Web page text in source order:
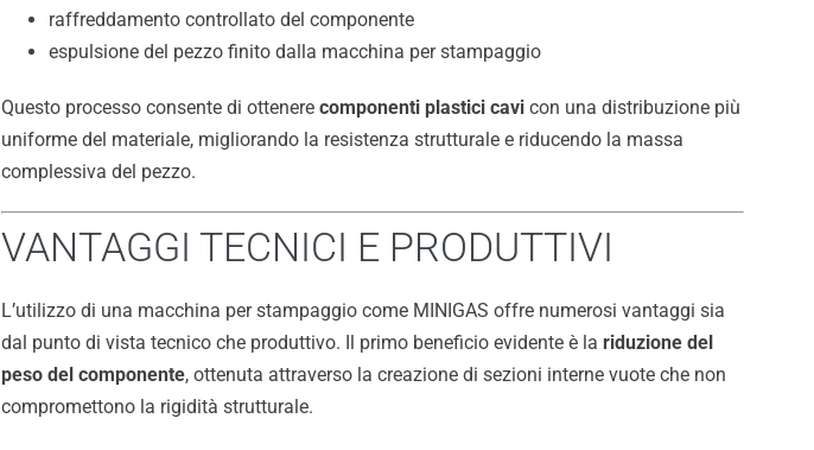
raffreddamento controllato del componente
espulsione del pezzo finito dalla macchina per stampaggio
Questo processo consente di ottenere componenti plastici cavicon una distribuzione più
uniforme del materiale, migliorando la resistenza strutturale e riducendo la massa
complessiva del pezzo.
VANTAGGI TECNICI E PRODUTTIVI
L’utilizzo di una macchina per stampaggio come MINIGAS offre numerosi vantaggi sia
dal punto di vista tecnico che produttivo. Il primo beneficio evidente è la riduzione del
peso del componente, ottenuta attraverso la creazione di sezioni interne vuote che non
compromettono la rigidità strutturale.